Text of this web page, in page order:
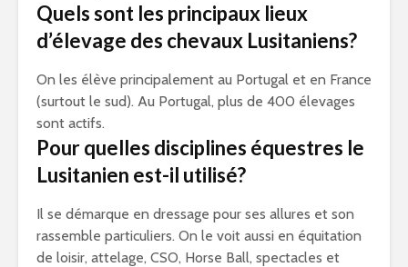
Quels sont les principaux lieux
d’élevage des chevaux Lusitaniens?
On les élève principalement au Portugal et en France
(surtout le sud). Au Portugal, plus de 400 élevages
sont actifs.
Pour quelles disciplines équestres le
Lusitanien est-il utilisé?
Il se démarque en dressage pour ses allures et son
rassemble particuliers. On le voit aussi en équitation
de loisir, attelage, CSO, Horse Ball, spectacles et